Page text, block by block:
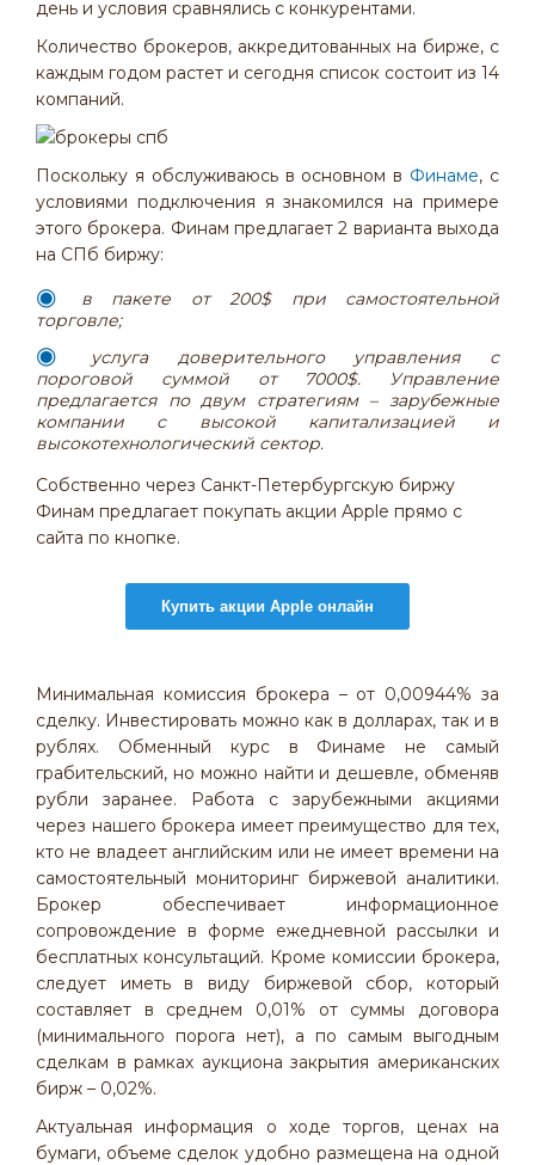
день и условия сравнялись с конкурентами.
Количество брокеров, аккредитованных на бирже, с
каждым годом растет и сегодня список состоит из 14
компаний.
Поскольку я обслуживаюсь в основном в Финаме, с
условиями подключения я знакомился на примере
этого брокера. Финам предлагает 2 варианта выхода
на СПб биржу:
в пакете от 200$ при самостоятельной
торговле;
услуга доверительного управления с
пороговой суммой от 7000$. Управление
предлагается по двум стратегиям – зарубежные
компании с высокой капитализацией и
высокотехнологический сектор.
Собственно через Санкт-Петербургскую биржу
Финам предлагает покупать акции Apple прямо с
сайта по кнопке.
Купить акции Apple онлайн
Минимальная комиссия брокера – от 0,00944% за
сделку. Инвестировать можно как в долларах, так и в
рублях. Обменный курс в Финаме не самый
грабительский, но можно найти и дешевле, обменяв
рубли заранее. Работа с зарубежными акциями
через нашего брокера имеет преимущество для тех,
кто не владеет английским или не имеет времени на
самостоятельный мониторинг биржевой аналитики.
Брокер обеспечивает информационное
сопровождение в форме ежедневной рассылки и
бесплатных консультаций. Кроме комиссии брокера,
следует иметь в виду биржевой сбор, который
составляет в среднем 0,01% от суммы договора
(минимального порога нет), а по самым выгодным
сделкам в рамках аукциона закрытия американских
бирж – 0,02%.
Актуальная информация о ходе торгов, ценах на
бумаги, объеме сделок удобно размещена на одной